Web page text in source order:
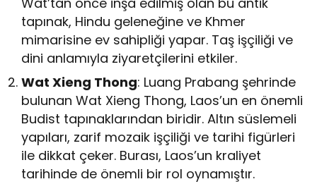
tapınak, Hindu geleneğine ve Khmer
mimarisine ev sahipliği yapar. Taş işçiliği ve
dini anlamıyla ziyaretçilerini etkiler.
Wat Xieng Thong: Luang Prabang şehrinde
bulunan Wat Xieng Thong, Laos’un en önemli
Budist tapınaklarından biridir. Altın süslemeli
yapıları, zarif mozaik işçiliği ve tarihi figürleri
ile dikkat çeker. Burası, Laos’un kraliyet
tarihinde de önemli bir rol oynamıştır.